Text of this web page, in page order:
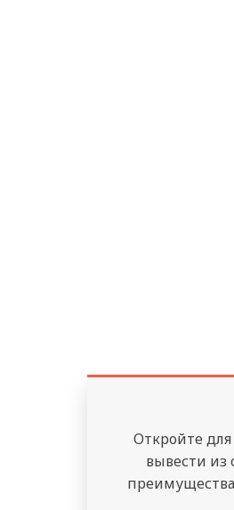
Откройте
вывести из